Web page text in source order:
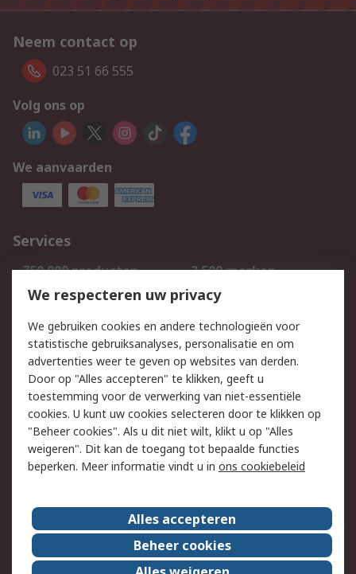
Neem contact op
023 51 66 555
Volg ons op
We aanvaarden
Services
750.000 producten
2.500 merken
Bestellen
Inkoopoplossingen
Track & Trace
Wettelijk
Cookiebeleid
Email veiligheid
Privacybeleid
Websitevoorwaarden
Algemene
verkoopvoorwaarden
Over RS
RS Group
Over ons
RS wereldwijd
Werken bij RS
We respecteren uw privacy
We gebruiken cookies en andere technologieën voor
statistische gebruiksanalyses, personalisatie en om
advertenties weer te geven op websites van derden.
Door op "Alles accepteren" te klikken, geeft u
toestemming voor de verwerking van niet-essentiële
cookies. U kunt uw cookies selecteren door te klikken op
"Beheer cookies". Als u dit niet wilt, klikt u op "Alles
weigeren". Dit kan de toegang tot bepaalde functies
beperken. Meer informatie vindt u in ons cookiebeleid
Alles accepteren
Beheer cookies